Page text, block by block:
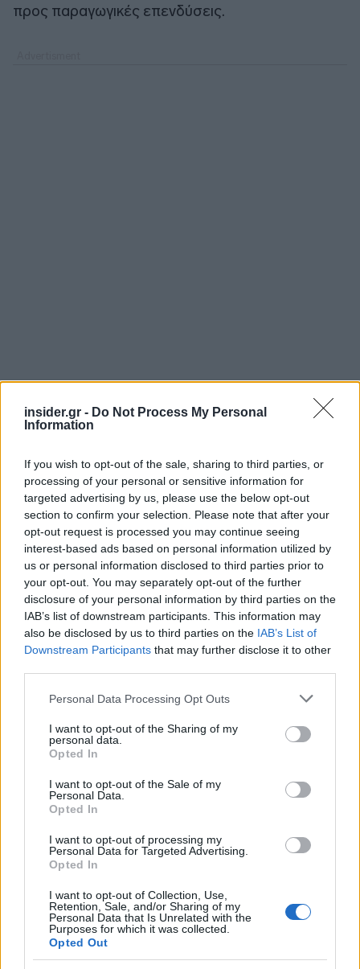
insider.gr - Do Not Process My Personal
Information
If you wish to opt-out of the sale, sharing to third parties, or
processing of your personal or sensitive information for
targeted advertising by us, please use the below opt-out
section to confirm your selection. Please note that after your
opt-out request is processed you may continue seeing
interest-based ads based on personal information utilized by
us or personal information disclosed to third parties prior to
your opt-out. You may separately opt-out of the further
disclosure of your personal information by third parties on the
IAB’s list of downstream participants. This information may
also be disclosed by us to third parties on the IAB’s List of
Downstream Participants that may further disclose it to other
Please note that this website/app uses one or more Google
not limited to your visit or usage behaviour. You may click to
grant or deny consent to Google and its third-party tags to
use your data for below specified purposes in below Google
consent section.
Personal Data Processing Opt Outs
I want to opt-out of the Sharing of my
personal data.
Opted In
I want to opt-out of the Sale of my
Personal Data.
Opted In
I want to opt-out of processing my
Personal Data for Targeted Advertising.
Opted In
I want to opt-out of Collection, Use,
Retention, Sale, and/or Sharing of my
Personal Data that Is Unrelated with the
Purposes for which it was collected.
Opted Out
προς παραγωγικές επενδύσεις.
«Μια βαθύτερη και πιο ρευστή ευρωπαϊκή
κεφαλαιαγορά, με θεμέλιο ένα κοινό περιουσιακό
στοιχείο αναφοράς, θα διευκόλυνε τη δημιουργία
μεγαλύτερων θεσμικών δεξαμενών κεφαλαίου, θα
υποστήριζε επενδύσεις μακράς διάρκειας και θα
μείωνε το κόστος χρηματοδότησης
διασυνοριακά», δήλωσε.
Σύμφωνα με τον ίδιο, αυτό θα ενίσχυε επίσης τον
διεθνή ρόλο του ευρώ και τη στρατηγική
αυτονομία της Ευρωπαϊκής Ένωσης, καθώς τα
παγκόσμια αποθεματικά νομίσματα απαιτούν
μεγάλη κλίμακα και βαθιές αγορές ασφαλών και
ρευστών περιουσιακών στοιχείων.